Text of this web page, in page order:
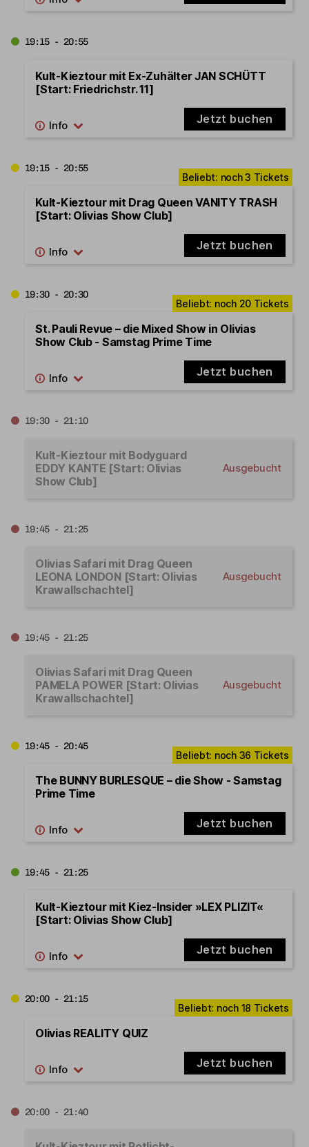
19:15 - 20:55
Kult-Kieztour mit Ex-Zuhälter JAN SCHÜTT
[Start: Friedrichstr. 11]
Jetzt buchen
19:15 - 20:55
Kult-Kieztour mit Drag Queen VANITY TRASH
[Start: Olivias Show Club]
Jetzt buchen
19:30 - 20:30
St. Pauli Revue – die Mixed Show in Olivias
Show Club - Samstag Prime Time
Jetzt buchen
19:30 - 21:10
Kult-Kieztour mit Bodyguard
EDDY KANTE [Start: Olivias
Show Club]
Ausgebucht
19:45 - 21:25
Olivias Safari mit Drag Queen
LEONA LONDON [Start: Olivias
Krawallschachtel]
Ausgebucht
19:45 - 21:25
Olivias Safari mit Drag Queen
PAMELA POWER [Start: Olivias
Krawallschachtel]
Ausgebucht
19:45 - 20:45
The BUNNY BURLESQUE – die Show - Samstag
Prime Time
Jetzt buchen
19:45 - 21:25
Kult-Kieztour mit Kiez-Insider »LEX PLIZIT«
[Start: Olivias Show Club]
Jetzt buchen
20:00 - 21:15
Olivias REALITY QUIZ
Jetzt buchen
20:00 - 21:40